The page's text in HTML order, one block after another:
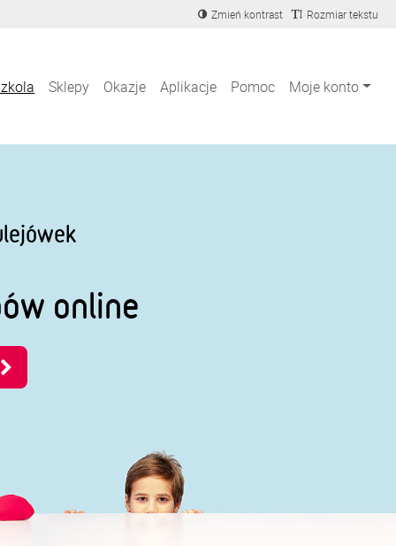
Zmień kontrast Rozmiar tekstu
Sklepy Okazje Aplikacje Pomoc Moje konto
online